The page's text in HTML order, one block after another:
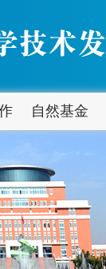
自然基金